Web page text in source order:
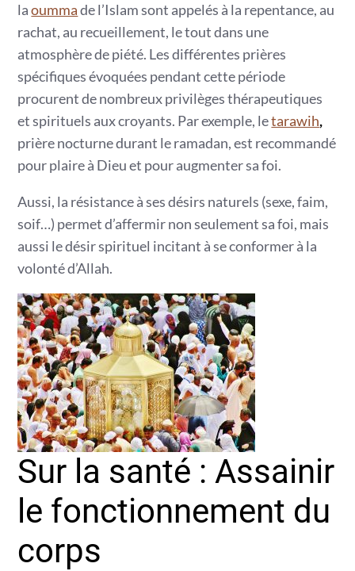
laoummade l’Islam sont appelés à la repentance, au
rachat, au recueillement, le tout dans une
atmosphère de piété. Les différentes prières
spécifiques évoquées pendant cette période
procurent de nombreux privilèges thérapeutiques
et spirituels aux croyants. Par exemple, letarawih,
prière nocturne durant le ramadan, est recommandé
pour plaire à Dieu et pour augmenter sa foi.
Aussi, la résistance à ses désirs naturels (sexe, faim,
soif…) permet d’affermir non seulement sa foi, mais
aussi le désir spirituel incitant à se conformer à la
volonté d’Allah.
Sur la santé : Assainir
le fonctionnement du
corps